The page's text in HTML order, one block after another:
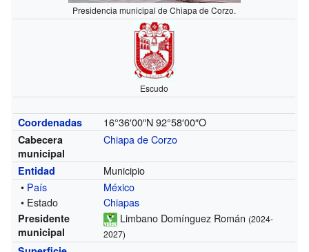
Presidencia municipal de Chiapa de Corzo.
Escudo
Coordenadas 16°36′00″N 92°58′00″O
Cabecera
municipal
Chiapa de Corzo
Entidad
Municipio
• País
México
• Estado
Chiapas
Presidente
municipal
Limbano Domínguez Román (2024-
2027)